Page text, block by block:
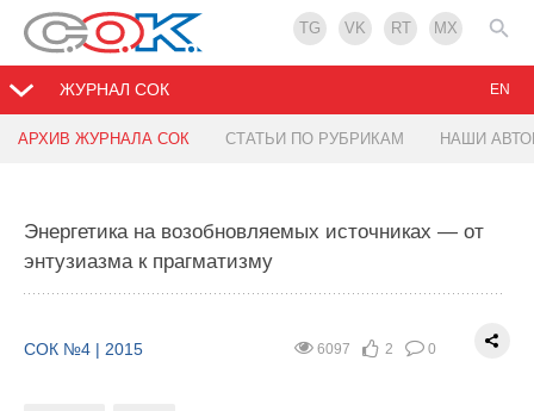
TG VK RT MX
ЖУРНАЛ СОК
АРХИВ ЖУРНАЛА СОК СТАТЬИ ПО РУБРИКАМ НАШИ
EN
Энергетика на возобновляемых источниках — от
энтузиазма к прагматизму
6097 2 0
СОК №4 | 2015